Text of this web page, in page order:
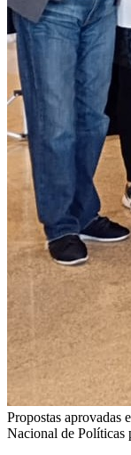
Propostas aprovadas
Nacional de Políticas